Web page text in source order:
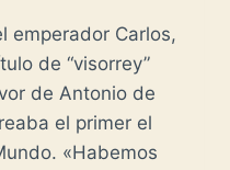
emperador Carlos,
de “visorrey”
de Antonio de
el primer el
«Habemos